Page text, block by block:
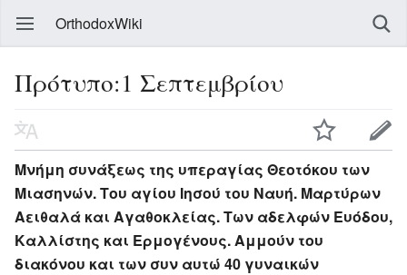
OrthodoxWiki
Πρότυπο:1 Σεπτεμβρίου
Μνήμη συνάξεως της υπεραγίας Θεοτόκου των
Μιασηνών. Του αγίου Ιησού του Ναυή. Μαρτύρων
Αειθαλά και Αγαθοκλείας. Των αδελφών Ευόδου,
Καλλίστης και Ερμογένους. Αμμούν του
διακόνου και των συν αυτώ 40 γυναικών